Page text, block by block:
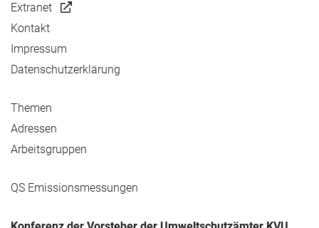
Extranet
Kontakt
Impressum
Datenschutzerklärung
Themen
Adressen
Arbeitsgruppen
QS Emissionsmessungen